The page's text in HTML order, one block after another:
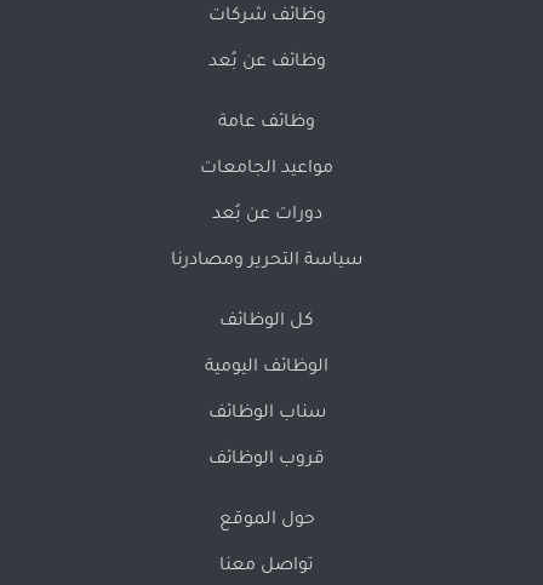
وظائف شركات
وظائف عن بُعد
وظائف عامة
مواعيد الجامعات
دورات عن بُعد
سياسة التحرير ومصادرنا
كل الوظائف
الوظائف اليومية
سناب الوظائف
قروب الوظائف
حول الموقع
تواصل معنا